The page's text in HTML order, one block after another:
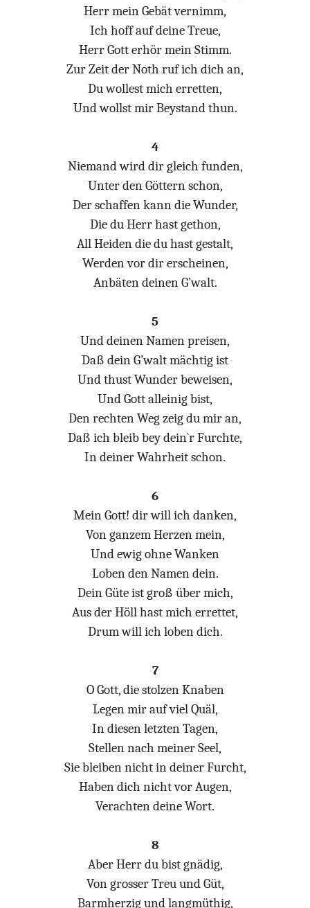
Herr mein Gebät vernimm,
Ich hoff auf deine Treue,
Herr Gott erhör mein Stimm.
Zur Zeit der Noth ruf ich dich an,
Du wollest mich erretten,
Und wollst mir Beystand thun.
4
Niemand wird dir gleich funden,
Unter den Göttern schon,
Der schaffen kann die Wunder,
Die du Herr hast gethon,
All Heiden die du hast gestalt,
Werden vor dir erscheinen,
Anbäten deinen G’walt.
5
Und deinen Namen preisen,
Daß dein G’walt mächtig ist
Und thust Wunder beweisen,
Und Gott alleinig bist,
Den rechten Weg zeig du mir an,
Daß ich bleib bey dein`r Furchte,
In deiner Wahrheit schon.
6
Mein Gott! dir will ich danken,
Von ganzem Herzen mein,
Und ewig ohne Wanken
Loben den Namen dein.
Dein Güte ist groß über mich,
Aus der Höll hast mich errettet,
Drum will ich loben dich.
7
O Gott, die stolzen Knaben
Legen mir auf viel Quäl,
In diesen letzten Tagen,
Stellen nach meiner Seel,
Sie bleiben nicht in deiner Furcht,
Haben dich nicht vor Augen,
Verachten deine Wort.
8
Aber Herr du bist gnädig,
Von grosser Treu und Güt,
Barmherzig und langmüthig,